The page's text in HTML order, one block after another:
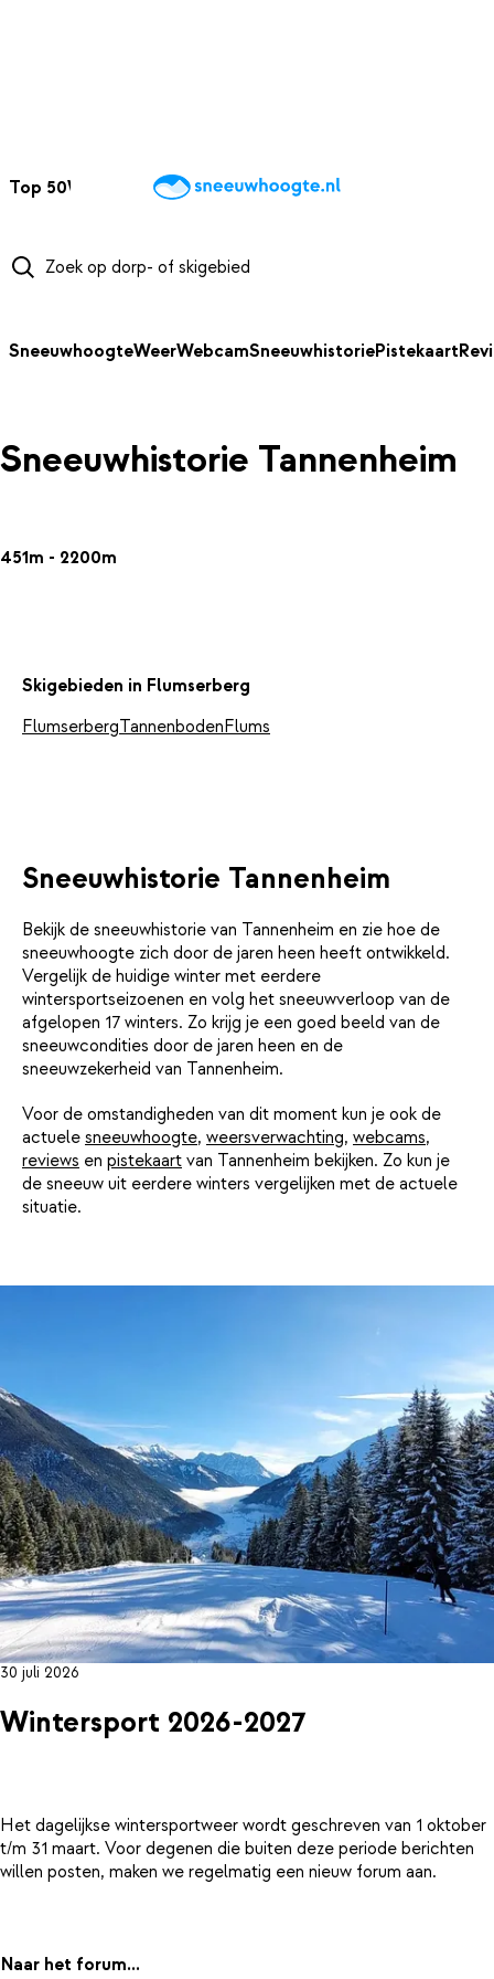
Top 50Webcams WintersportweerKaarten
SneeuwhoogteWeerWebcamSneeuwhistoriePistekaart
Sneeuwhistorie Tannenheim
451m - 2200m
Skigebieden in Flumserberg
FlumserbergTannenbodenFlums
Sneeuwhistorie Tannenheim
Bekijk de sneeuwhistorie van Tannenheim en zie hoe de
sneeuwhoogte zich door de jaren heen heeft ontwikkeld.
Vergelijk de huidige winter met eerdere
wintersportseizoenen en volg het sneeuwverloop van de
afgelopen 17 winters. Zo krijg je een goed beeld van de
sneeuwcondities door de jaren heen en de
sneeuwzekerheid van Tannenheim.
Voor de omstandigheden van dit moment kun je ook de
actuele sneeuwhoogte, weersverwachting, webcams,
reviews en pistekaart van Tannenheim bekijken. Zo kun je
de sneeuw uit eerdere winters vergelijken met de actuele
situatie.
30 juli 2026
Wintersport 2026-2027
Het dagelijkse wintersportweer wordt geschreven van 1 oktober
t/m 31 maart. Voor degenen die buiten deze periode berichten
willen posten, maken we regelmatig een nieuw forum aan.
Naar het forum...